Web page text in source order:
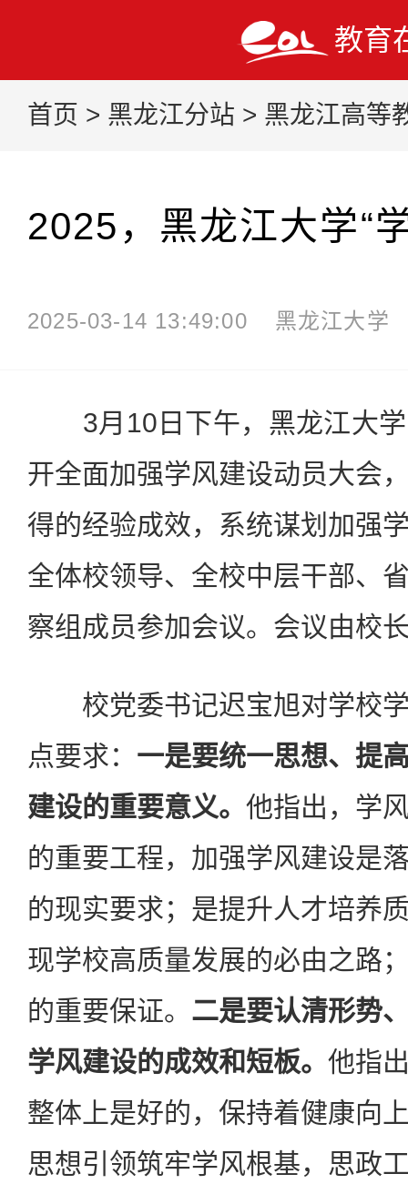
教育
首页 > 黑龙江分站 > 黑龙江高等
2025，黑龙江大学“
2025-03-14 13:49:00 黑龙江大学
3月10日下午，黑龙江大学
开全面加强学风建设动员大会
得的经验成效，系统谋划加强
全体校领导、全校中层干部、
察组成员参加会议。会议由校
校党委书记迟宝旭对学校学
点要求： 一是要统一思想、提
建设的重要意义。 他指出，学
的重要工程，加强学风建设是
的现实要求；是提升人才培养
现学校高质量发展的必由之路
的重要保证。 二是要认清形势
学风建设的成效和短板。 他指
整体上是好的，保持着健康向
思想引领筑牢学风根基，思政